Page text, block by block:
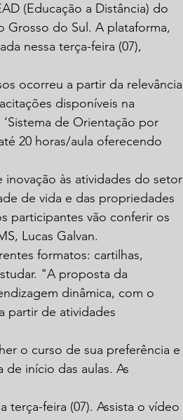
(Educação a Distância) do
Grosso do Sul. A plataforma,
nessa terça-feira (07),
ocorreu a partir da relevância
disponíveis na
de Orientação por
20 horas/aula oferecendo
às atividades do setor
de vida e das propriedades
participantes vão conferir os
Lucas Galvan.
formatos: cartilhas,
"A proposta da
dinâmica, com o
partir de atividades
o curso de sua preferência e
início das aulas. As
terça-feira (07). Assista o vídeo